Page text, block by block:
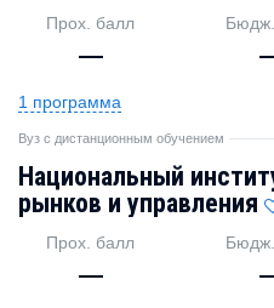
Прох. балл
—
1 программа
Вуз с дистанционным обучением
Национальный
рынков и управления
Прох. балл
—